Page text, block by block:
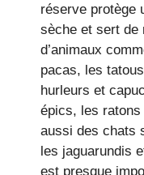
réserve protège
sèche et sert de
d’animaux
pacas, les
hurleurs et
épics, les
aussi des chats
les jaguarundis
est presque